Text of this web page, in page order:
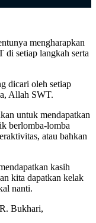
mengharapkan
di setiap langkah serta
dicari oleh setiap
Allah SWT.
untuk mendapatkan
berlomba-lomba
atau bahkan
kasih
kita dapatkan kelak
nanti.
Bukhari,